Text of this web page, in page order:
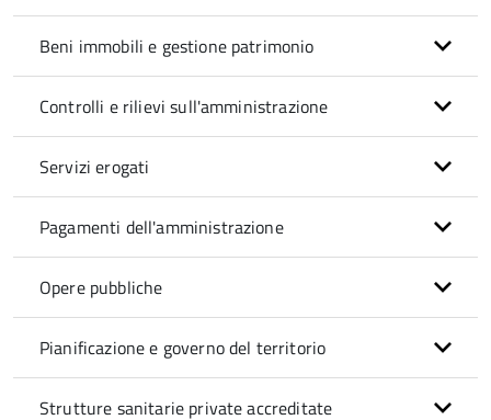
Beni immobili e gestione patrimonio
Controlli e rilievi sull'amministrazione
Servizi erogati
Pagamenti dell'amministrazione
Opere pubbliche
Pianificazione e governo del territorio
Strutture sanitarie private accreditate